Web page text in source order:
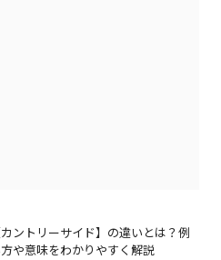
カントリーサイド】の違いとは？例
や意味をわかりやすく解説